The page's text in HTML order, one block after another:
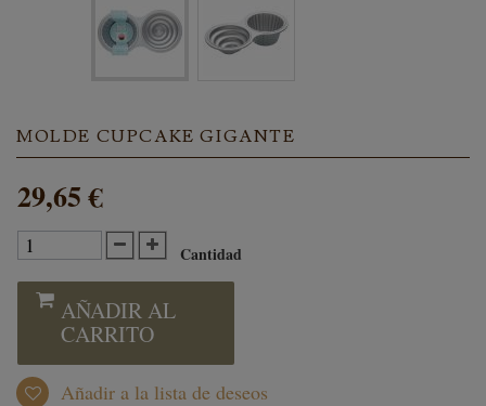
MOLDE CUPCAKE GIGANTE
29,65 €
Cantidad
AÑADIR AL
CARRITO
Añadir a la lista de deseos